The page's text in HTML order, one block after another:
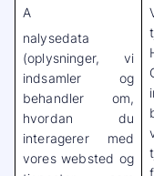
A
nalysedata
(oplysninger, vi
indsamler og
behandler om,
hvordan du
interagerer med
vores websted og